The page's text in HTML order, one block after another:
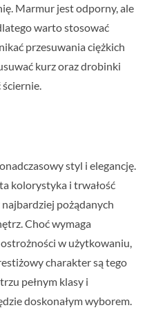
Marmur jest odporny, ale
warto stosować
przesuwania ciężkich
kurz oraz drobinki
styl i elegancję.
kolorystyka i trwałość
pożądanych
Choć wymaga
w użytkowaniu,
charakter są tego
pełnym klasy i
doskonałym wyborem.